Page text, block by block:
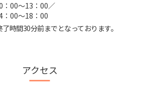
アクセス
：00～13：00／
：00～18：00
時間30分前までとなっております。